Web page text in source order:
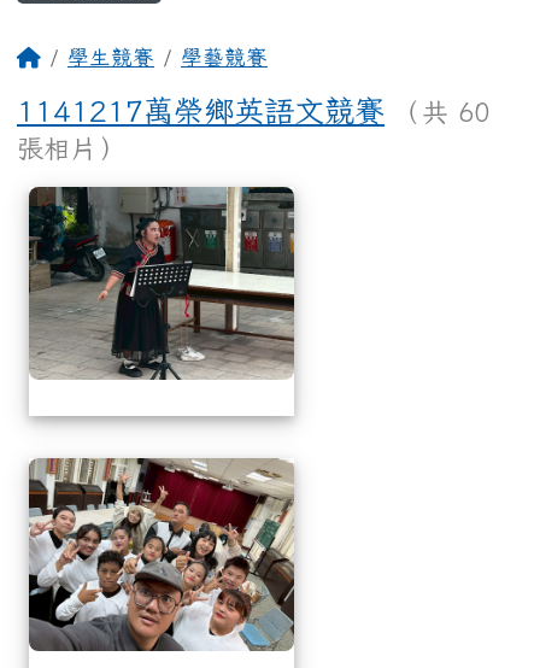
回首頁
學生競賽 學藝競賽
1141217萬榮鄉英語文競賽
（共 60
張相片）
相簿列表 1141217萬榮鄉英語文
1141217萬榮鄉英語文